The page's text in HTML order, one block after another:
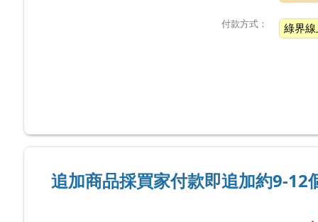
付款方式： 綠界
追加商品採買家付款即追加約9-